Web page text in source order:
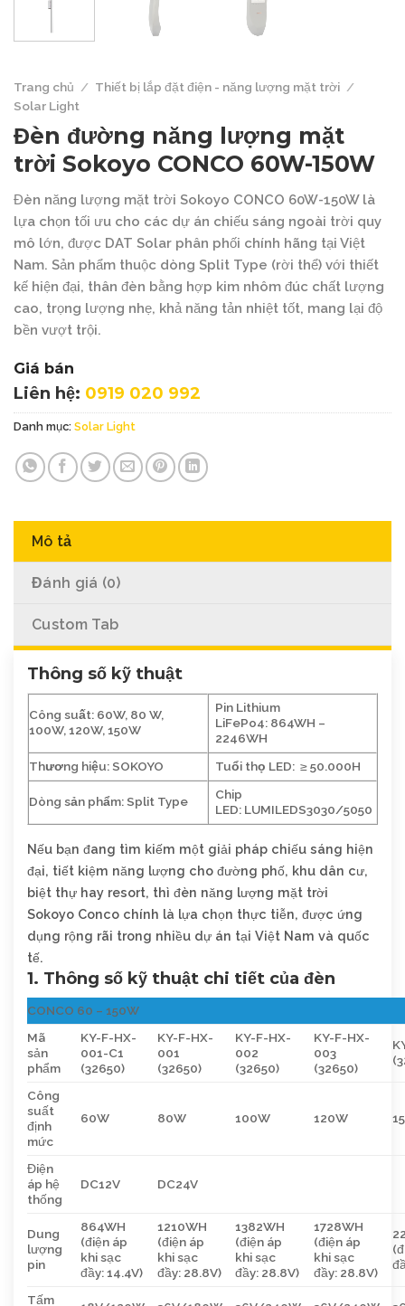
Trang chủ / Thiết bị lắp đặt điện - năng lượng mặt trời /
Solar Light
Đèn đường năng lượng mặt
trời Sokoyo CONCO 60W-150W
Đèn năng lượng mặt trời Sokoyo CONCO 60W-150W là
lựa chọn tối ưu cho các dự án chiếu sáng ngoài trời quy
mô lớn, được DAT Solar phân phối chính hãng tại Việt
Nam. Sản phẩm thuộc dòng Split Type (rời thể) với thiết
kế hiện đại, thân đèn bằng hợp kim nhôm đúc chất lượng
cao, trọng lượng nhẹ, khả năng tản nhiệt tốt, mang lại độ
bền vượt trội.
Giá bán
Liên hệ: 0919 020 992
Danh mục: Solar Light
Mô tả
Đánh giá (0)
Custom Tab
Thông số kỹ thuật
Công suất: 60W, 80 W,
100W, 120W, 150W
Pin Lithium
LiFePo4:864WH –
2246WH
Thương hiệu:SOKOYO Tuổi thọ LED: ≥ 50.000H
Dòng sản phẩm:Split Type
Chip
LED:LUMILEDS3030/5050
Nếu bạn đang tìm kiếm một giải pháp chiếu sáng hiện
đại, tiết kiệm năng lượng cho đường phố, khu dân cư,
biệt thự hay resort, thì đèn năng lượng mặt trời
Sokoyo Conco chính là lựa chọn thực tiễn, được ứng
dụng rộng rãi trong nhiều dự án tại Việt Nam và quốc
tế.
1. Thông số kỹ thuật chi tiết của đèn
CONCO 60 – 150W
Mã
sản
phẩm
KY-F-HX-
001-C1
(32650)
KY-F-HX-
001
(32650)
KY-F-HX-
002
(32650)
KY-F-HX-
003
(32650)
Công
suất
định
mức
60W 80W 100W 120W
Điện
áp hệ
thống
DC12V DC24V
Dung
lượng
pin
864WH
(điện áp
khi sạc
đầy: 14.4V)
1210WH
(điện áp
khi sạc
đầy: 28.8V)
1382WH
(điện áp
khi sạc
đầy: 28.8V)
1728WH
(điện áp
khi sạc
đầy: 28.8V)
Tấm